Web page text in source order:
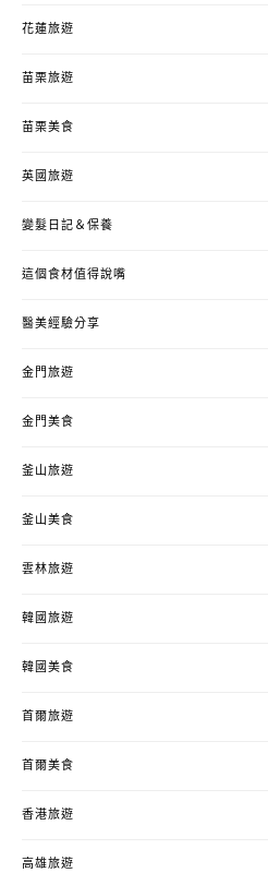
花蓮旅遊
苗栗旅遊
苗栗美食
英國旅遊
變髮日記＆保養
這個食材值得說嘴
醫美經驗分享
金門旅遊
金門美食
釜山旅遊
釜山美食
雲林旅遊
韓國旅遊
韓國美食
首爾旅遊
首爾美食
香港旅遊
高雄旅遊